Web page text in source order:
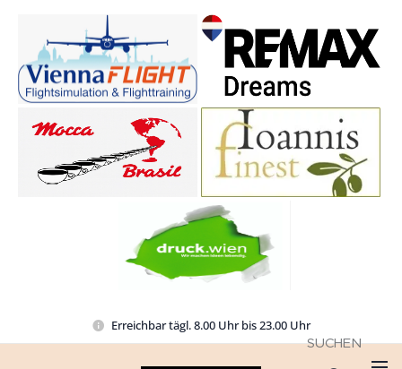
Erreichbar tägl. 8.00 Uhr bis 23.00 Uhr
SUCHEN